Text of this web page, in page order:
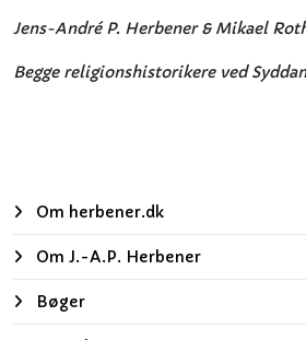
Jens-André P. Herbener & Mikael
Begge religionshistorikere ved
Om herbener.dk
Om J.-A.P. Herbener
Bøger